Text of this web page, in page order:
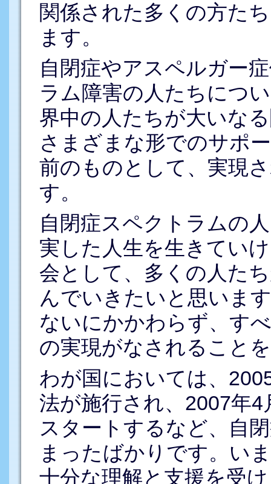
関係された多くの方た
ます。
自閉症やアスペルガー
ラム障害の人たちにつ
界中の人たちが大いな
さまざまな形でのサポ
前のものとして、実現
す。
自閉症スペクトラムの
実した人生を生きてい
会として、多くの人た
んでいきたいと思いま
ないにかかわらず、す
の実現がなされること
わが国においては、
法が施行され、2007年
スタートするなど、自
まったばかりです。い
十分な理解と支援を受